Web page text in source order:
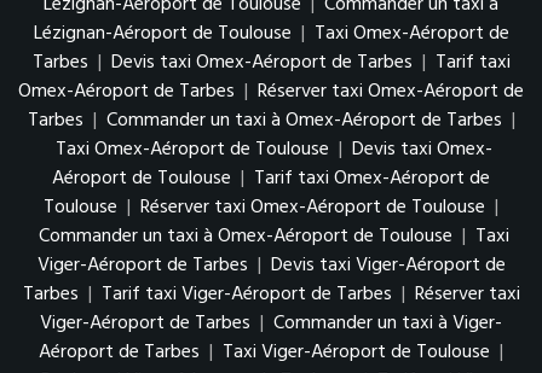
Lézignan-Aéroport de Toulouse | Taxi Omex-Aéroport de
Tarbes | Devis taxi Omex-Aéroport de Tarbes | Tarif taxi
Omex-Aéroport de Tarbes | Réserver taxi Omex-Aéroport de
Tarbes | Commander un taxi à Omex-Aéroport de Tarbes |
Taxi Omex-Aéroport de Toulouse | Devis taxi Omex-
Aéroport de Toulouse | Tarif taxi Omex-Aéroport de
Toulouse | Réserver taxi Omex-Aéroport de Toulouse |
Commander un taxi à Omex-Aéroport de Toulouse | Taxi
Viger-Aéroport de Tarbes | Devis taxi Viger-Aéroport de
Tarbes | Tarif taxi Viger-Aéroport de Tarbes | Réserver taxi
Viger-Aéroport de Tarbes | Commander un taxi à Viger-
Aéroport de Tarbes | Taxi Viger-Aéroport de Toulouse |